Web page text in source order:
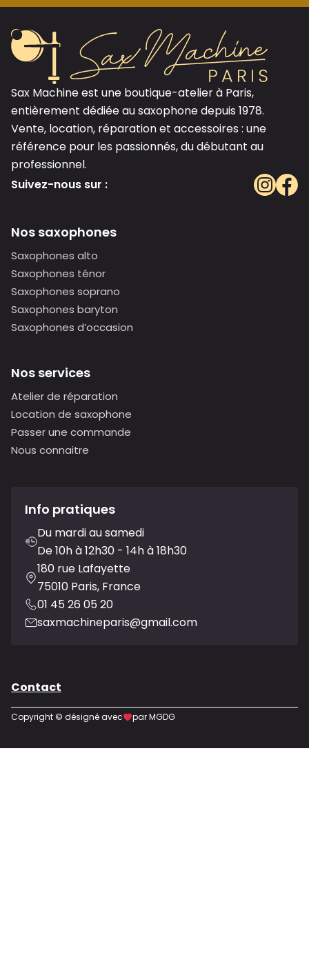
Sax Machine est une boutique-atelier à Paris,
entièrement dédiée au saxophone depuis 1978.
Vente, location, réparation et accessoires : une
référence pour les passionnés, du débutant au
professionnel.
Suivez-nous sur :
Nos saxophones
Saxophones alto
Saxophones ténor
Saxophones soprano
Saxophones baryton
Saxophones d’occasion
Nos services
Atelier de réparation
Location de saxophone
Passer une commande
Nous connaitre
Info pratiques
Du mardi au samedi
De 10h à 12h30 - 14h à 18h30
180 rue Lafayette
75010 Paris, France
01 45 26 05 20
saxmachineparis@gmail.com
Contact
Copyright © désigné avec par MGDG